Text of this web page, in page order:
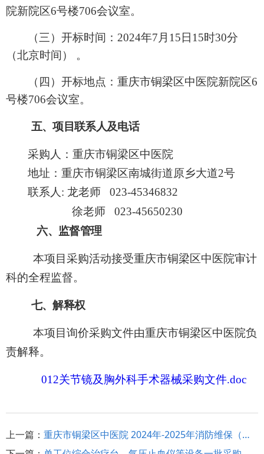
院新院区6号楼706会议室。
（三）开标时间： 2024年7 月 15 日 1 5时30分
（北京时间） 。
（四）开标地点：重庆市铜梁区中医院新院区6
号楼706会议室。
五、项目联系人及电话
采购人：重庆市铜梁区中医院
地址：重庆市铜梁区南城街道原乡大道2号
联系人 : 龙老师
023-45346832
徐老师
023-45650230
六、监督管理
本项目采购活动接受重庆市铜梁区中医院审计
科的全程监督。
七、解释权
本项目询价采购文件由重庆市铜梁区中医院负
责解释。
012关节镜及胸外科手术器械采购文件.doc
上一篇： 重庆市铜梁区中医院 2024年-2025年消防维保（第二次）采购结果公示